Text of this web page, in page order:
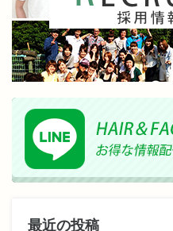
最近の投稿